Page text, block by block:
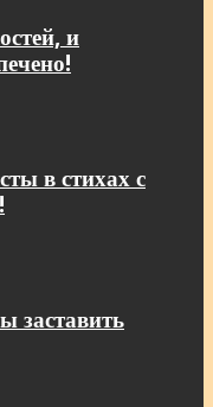
и
в стихах с
заставить